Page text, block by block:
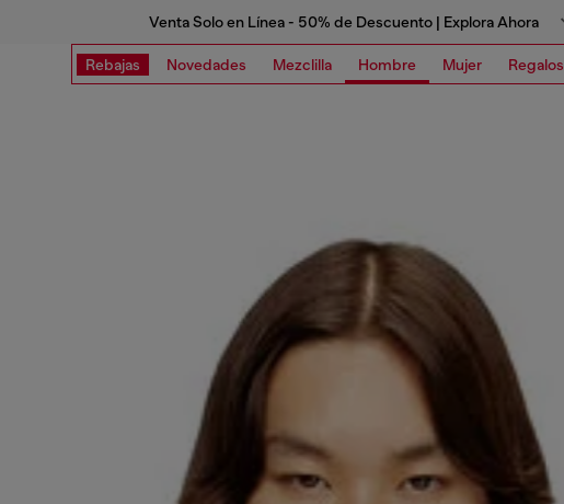
Venta Solo en Línea - 50% de Descuento | Explora Ahora
Rebajas Novedades Mezclilla Hombre Mujer Regalos